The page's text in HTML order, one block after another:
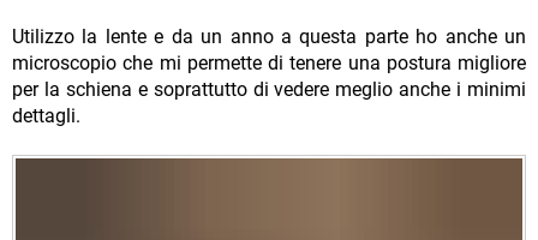
Utilizzo la lente e da un anno a questa parte ho anche un
microscopio che mi permette di tenere una postura migliore
per la schiena e soprattutto di vedere meglio anche i minimi
dettagli.